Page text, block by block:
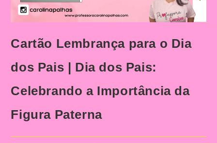
Cartão Lembrança para o Dia
dos Pais | Dia dos Pais:
Celebrando a Importância da
Figura Paterna